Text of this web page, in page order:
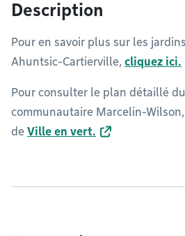
Description
Pour en savoir plus sur les
Ahuntsic-Cartierville, cliquez ici.
Pour consulter le plan détaillé
communautaire Marcelin-
de Ville en vert.